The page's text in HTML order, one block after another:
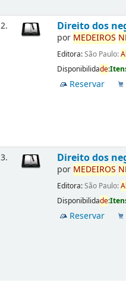
2. Direito dos
por MEDEIROS
Editora:São Paulo:
Disponibilidade:
Reservar
3. Direito dos
por MEDEIROS
Editora:São Paulo:
Disponibilidade:
Reservar